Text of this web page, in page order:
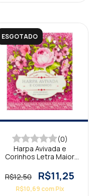
ESGOTADO
(0)
Harpa Avivada e
Corinhos Letra Maior
R$12,50
R$11,25
R$10,69 com Pix